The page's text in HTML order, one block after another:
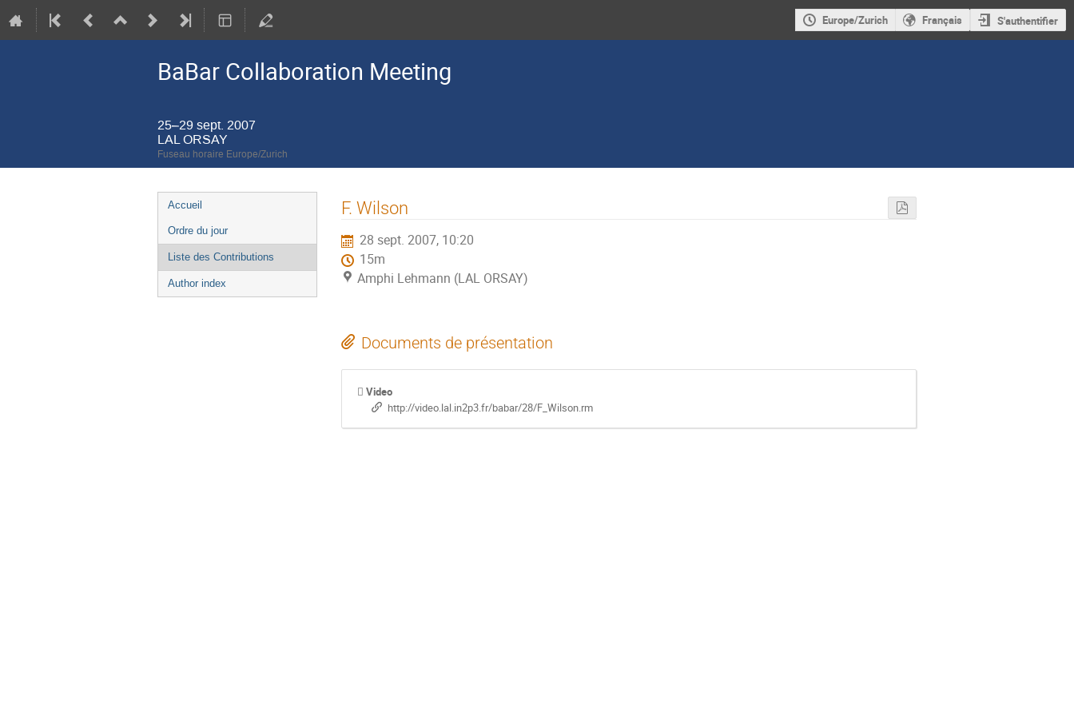
Europe/Zurich Français S'authentifier
BaBar Collaboration Meeting
25–29 sept. 2007
LAL ORSAY
Fuseau horaire Europe/Zurich
Menu
de
l'événement
Accueil
Ordre du jour
Liste des Contributions
Author index
F. Wilson
28 sept. 2007, 10:20
15m
Amphi Lehmann (LAL ORSAY)
Documents de présentation
Video
http://video.lal.in2p3.fr/babar/28/F_Wilson.rm